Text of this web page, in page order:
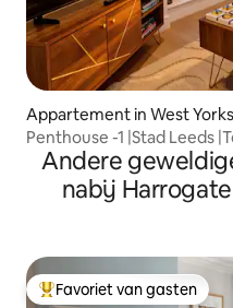
Appartement in West
Penthouse -1 |Stad Leeds
Andere
nabij
Topfavoriet van gasten
Favoriet van gasten